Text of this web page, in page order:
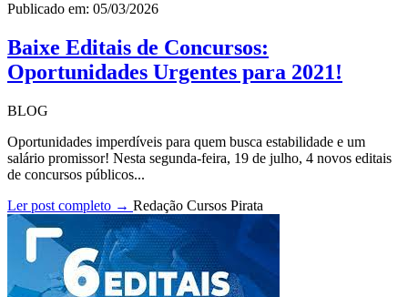
Publicado em: 05/03/2026
Baixe Editais de Concursos:
Oportunidades Urgentes para 2021!
BLOG
Oportunidades imperdíveis para quem busca estabilidade e um
salário promissor! Nesta segunda-feira, 19 de julho, 4 novos editais
de concursos públicos...
Ler post completo → Redação Cursos Pirata